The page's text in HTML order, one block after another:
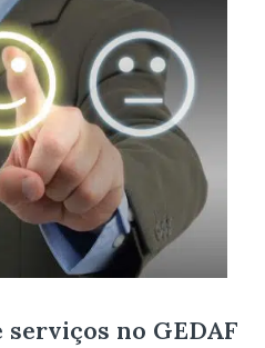
no GEDAF